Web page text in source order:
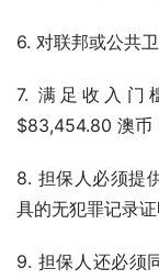
6. 对联邦或公共
7. 满足收入门
$83,454.80 澳币
8. 担保人必须提
具的无犯罪记录证
9. 担保人还必须